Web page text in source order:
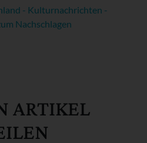
- Kulturnachrichten -
Nachschlagen
ARTIKEL